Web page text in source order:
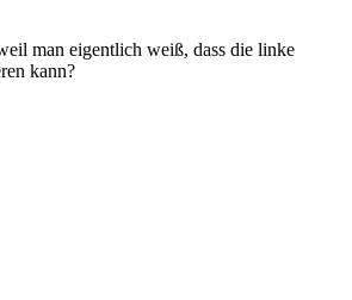
man eigentlich weiß, dass die linke
kann?